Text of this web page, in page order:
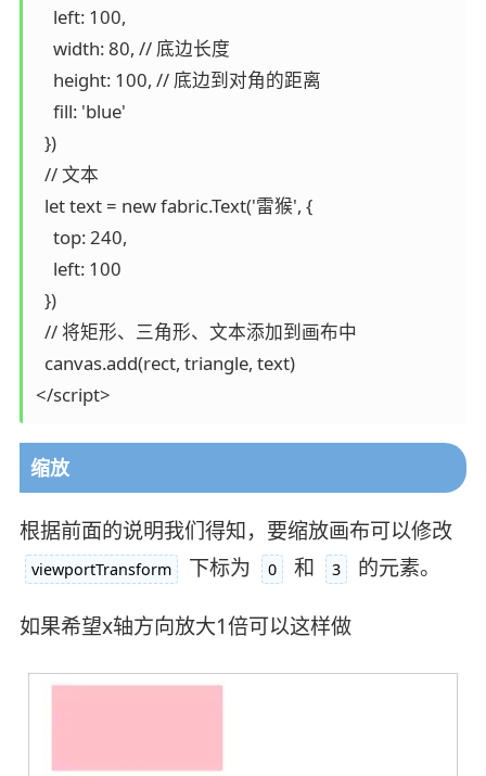
    left: 100,
    width: 80, // 底边长度
    height: 100, // 底边到对角的距离
    fill: 'blue'
  })
  // 文本
  let text = new fabric.Text('雷猴', {
    top: 240,
    left: 100
  })
  // 将矩形、三角形、文本添加到画布中
  canvas.add(rect, triangle, text)
缩放
根据前面的说明我们得知，要缩放画布可以修改
viewportTransform 下标为 0 和 3 的元素。
如果希望x轴方向放大1倍可以这样做